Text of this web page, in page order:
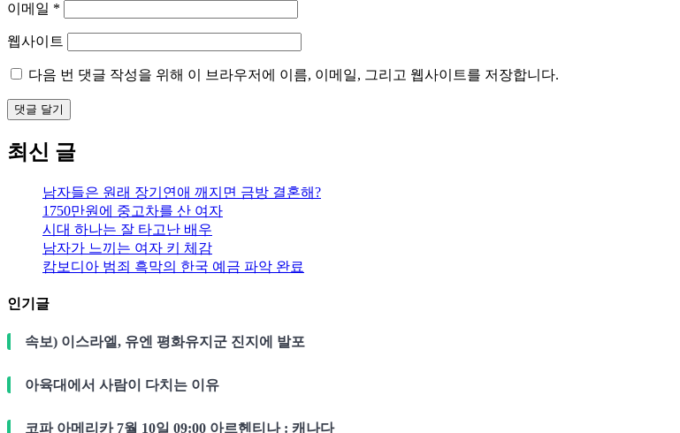
이메일 *
웹사이트
다음 번 댓글 작성을 위해 이 브라우저에 이름, 이메일, 그리고 웹사이트를 저장합니다.
최신 글
남자들은 원래 장기연애 깨지면 금방 결혼해?
1750만원에 중고차를 산 여자
시대 하나는 잘 타고난 배우
남자가 느끼는 여자 키 체감
캄보디아 범죄 흑막의 한국 예금 파악 완료
인기글
속보) 이스라엘, 유엔 평화유지군 진지에 발포
아육대에서 사람이 다치는 이유
코파 아메리카 7월 10일 09:00 아르헨티나 : 캐나다